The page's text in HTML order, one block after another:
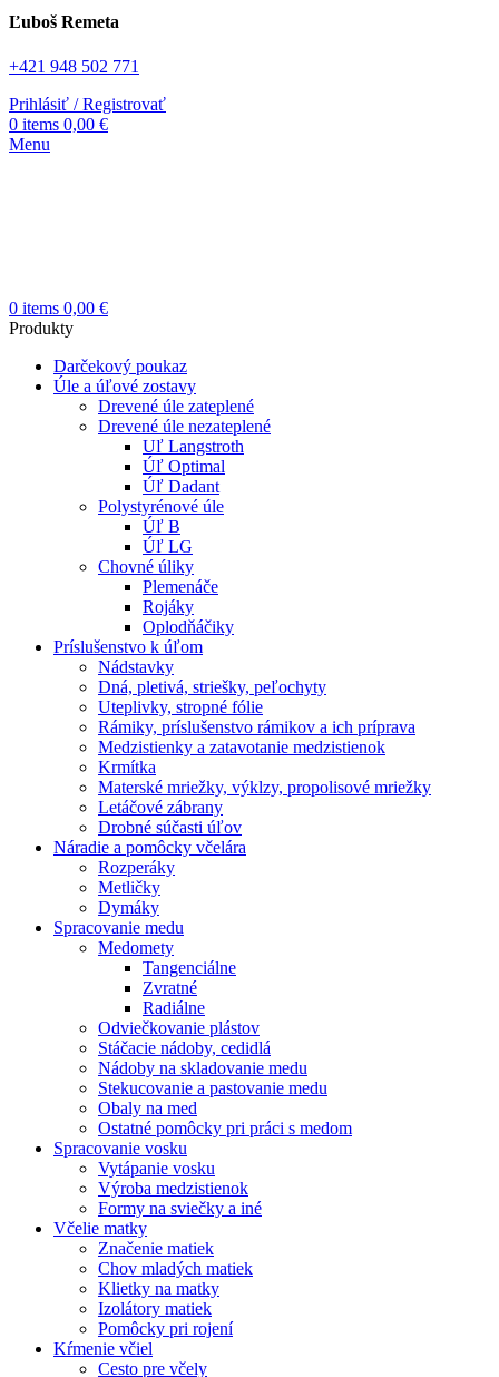
Ľuboš Remeta
+421 948 502 771
Prihlásiť / Registrovať
0 items 0,00 €
Menu
0 items 0,00 €
Produkty
Darčekový poukaz
Úle a úľové zostavy
Drevené úle zateplené
Drevené úle nezateplené
Uľ Langstroth
Úľ Optimal
Úľ Dadant
Polystyrénové úle
Úľ B
Úľ LG
Chovné úliky
Plemenáče
Rojáky
Oplodňáčiky
Príslušenstvo k úľom
Nádstavky
Dná, pletivá, striešky, peľochyty
Uteplivky, stropné fólie
Rámiky, príslušenstvo rámikov a ich príprava
Medzistienky a zatavotanie medzistienok
Krmítka
Materské mriežky, výklzy, propolisové mriežky
Letáčové zábrany
Drobné súčasti úľov
Náradie a pomôcky včelára
Rozperáky
Metličky
Dymáky
Spracovanie medu
Medomety
Tangenciálne
Zvratné
Radiálne
Odviečkovanie plástov
Stáčacie nádoby, cedidlá
Nádoby na skladovanie medu
Stekucovanie a pastovanie medu
Obaly na med
Ostatné pomôcky pri práci s medom
Spracovanie vosku
Vytápanie vosku
Výroba medzistienok
Formy na sviečky a iné
Včelie matky
Značenie matiek
Chov mladých matiek
Klietky na matky
Izolátory matiek
Pomôcky pri rojení
Kŕmenie včiel
Cesto pre včely